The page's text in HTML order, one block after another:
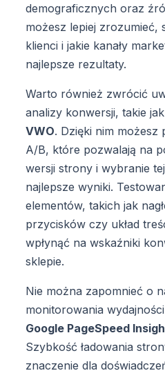
demograficznych oraz
możesz lepiej zrozumieć,
klienci i jakie kanały
najlepsze rezultaty.
Warto również zwrócić
analizy konwersji, takie jak
VWO. Dzięki nim
A/B, które pozwalają na
wersji strony i wybranie
najlepsze wyniki.
elementów, takich jak
przycisków czy układ
wpłynąć na wskaźniki
sklepie.
Nie można zapomnieć o
monitorowania
Google PageSpeed
Szybkość ładowania
znaczenie dla